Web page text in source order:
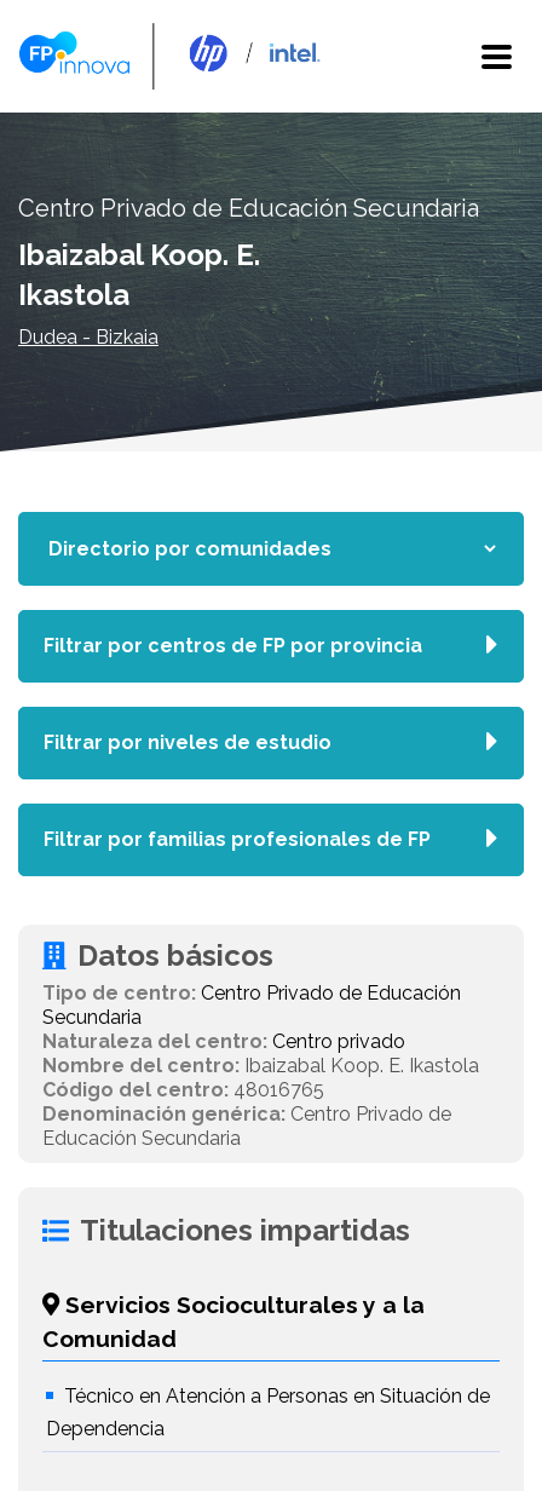
Centro Privado de Educación Secundaria
Ibaizabal Koop. E.
Ikastola
Dudea - Bizkaia
Datos básicos
Tipo de centro: Centro Privado de Educación
Secundaria
Naturaleza del centro: Centro privado
Nombre del centro: Ibaizabal Koop. E. Ikastola
Código del centro: 48016765
Denominación genérica: Centro Privado de
Educación Secundaria
Titulaciones impartidas
Servicios Socioculturales y a la
Comunidad
Técnico en Atención a Personas en Situación de
Dependencia
Filtrar por centros de FP por provincia
Filtrar por niveles de estudio
Filtrar por familias profesionales de FP